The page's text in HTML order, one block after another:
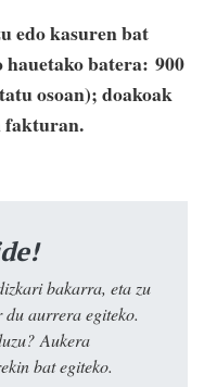
edo kasuren bat
hauetako batera: 900
osoan); doakoak
fakturan.
bakarra, eta zu
aurrera egiteko.
Aukera
bat egiteko.